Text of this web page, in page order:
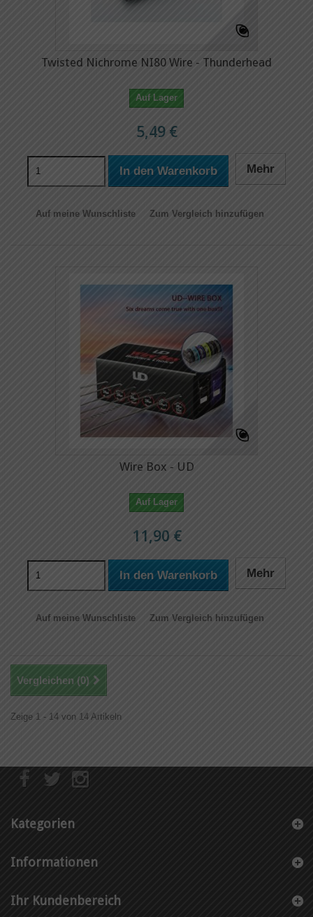
Twisted Nichrome NI80 Wire - Thunderhead
Auf Lager
5,49 €
In den Warenkorb Mehr
Auf meine Wunschliste Zum Vergleich hinzufügen
Wire Box - UD
Auf Lager
11,90 €
In den Warenkorb Mehr
Auf meine Wunschliste Zum Vergleich hinzufügen
Vergleichen (0)
Zeige 1 - 14 von 14 Artikeln
Kategorien
Informationen
Ihr Kundenbereich